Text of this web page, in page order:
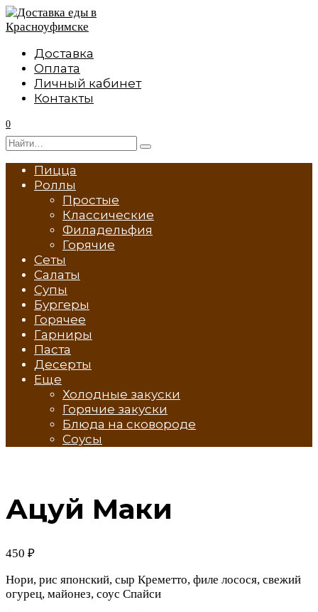
Перейти
к
Доставка
Оплата
Личный кабинет
Контакты
0
Search
Пицца
Роллы
Простые
Классические
Филадельфия
Горячие
Сеты
Салаты
Супы
Бургеры
Горячее
Гарниры
Паста
Десерты
Еще
Холодные закуски
Горячие закуски
Блюда на сковороде
Соусы
Ацуй Маки
450 ₽
Нори, рис японский, сыр Креметто, филе лосося, свежий
огурец, майонез, соус Спайси